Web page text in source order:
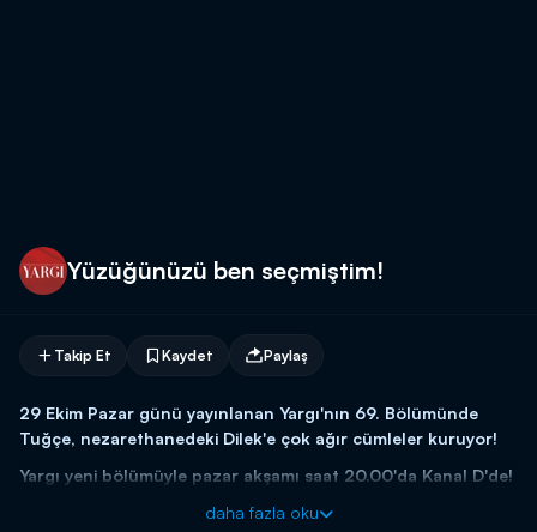
Yüzüğünüzü ben seçmiştim!
Takip Et Kaydet Paylaş
29 Ekim Pazar günü yayınlanan Yargı'nın 69. Bölümünde
Tuğçe, nezarethanedeki Dilek'e çok ağır cümleler kuruyor!
Yargı yeni bölümüyle pazar akşamı saat 20.00'da Kanal D'de!
daha fazla oku